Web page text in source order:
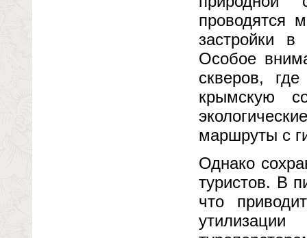
проводятся
застройки в
Особое
скверов,
крымскую
маршруты с
Однако
туристов. В
что